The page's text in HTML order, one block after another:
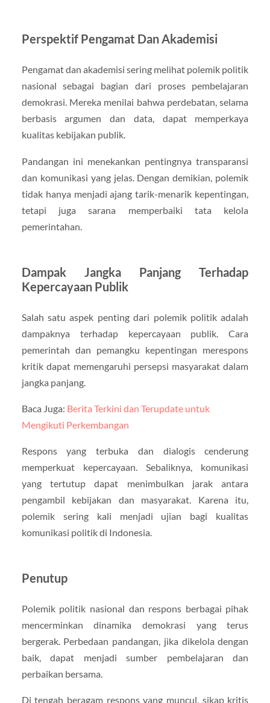
Perspektif Pengamat Dan Akademisi
Pengamat dan akademisi sering melihat polemik politik
nasional sebagai bagian dari proses pembelajaran
demokrasi. Mereka menilai bahwa perdebatan, selama
berbasis argumen dan data, dapat memperkaya
kualitas kebijakan publik.
Pandangan ini menekankan pentingnya transparansi
dan komunikasi yang jelas. Dengan demikian, polemik
tidak hanya menjadi ajang tarik-menarik kepentingan,
tetapi juga sarana memperbaiki tata kelola
pemerintahan.
Dampak Jangka Panjang Terhadap
Kepercayaan Publik
Salah satu aspek penting dari polemik politik adalah
dampaknya terhadap kepercayaan publik. Cara
pemerintah dan pemangku kepentingan merespons
kritik dapat memengaruhi persepsi masyarakat dalam
jangka panjang.
Baca Juga: Berita Terkini dan Terupdate untuk
Mengikuti Perkembangan
Respons yang terbuka dan dialogis cenderung
memperkuat kepercayaan. Sebaliknya, komunikasi
yang tertutup dapat menimbulkan jarak antara
pengambil kebijakan dan masyarakat. Karena itu,
polemik sering kali menjadi ujian bagi kualitas
komunikasi politik di Indonesia.
Penutup
Polemik politik nasional dan respons berbagai pihak
mencerminkan dinamika demokrasi yang terus
bergerak. Perbedaan pandangan, jika dikelola dengan
baik, dapat menjadi sumber pembelajaran dan
perbaikan bersama.
Di tengah beragam respons yang muncul, sikap kritis